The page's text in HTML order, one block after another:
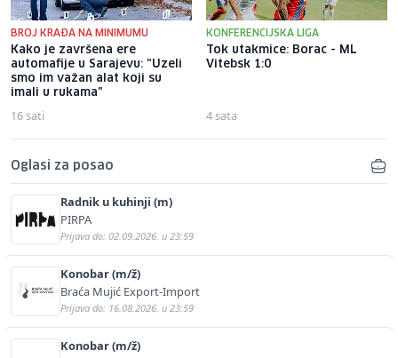
BROJ KRAĐA NA MINIMUMU
Kako je završena ere
automafije u Sarajevu: "Uzeli
smo im važan alat koji su
imali u rukama"
16 sati
KONFERENCIJSKA LIGA
Tok utakmice: Borac - ML
Vitebsk 1:0
4 sata
Oglasi za posao
Radnik u kuhinji (m)
PIRPA
Prijava do: 02.09.2026. u 23:59
Konobar (m/ž)
Braća Mujić Export-Import
Prijava do: 16.08.2026. u 23:59
Konobar (m/ž)